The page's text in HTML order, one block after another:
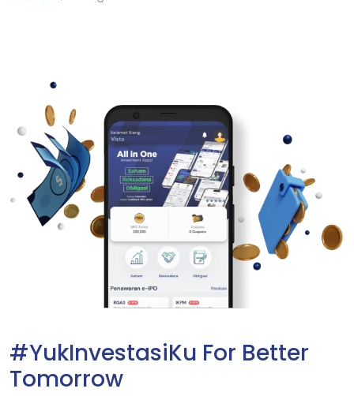
#YukInvestasiKu For Better
Tomorrow